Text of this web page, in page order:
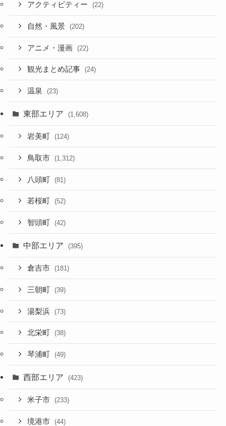
アクティビティー (22)
自然・風景 (202)
アニメ・漫画 (22)
観光まとめ記事 (24)
温泉 (23)
東部エリア (1,608)
岩美町 (124)
鳥取市 (1,312)
八頭町 (81)
若桜町 (52)
智頭町 (42)
中部エリア (395)
倉吉市 (181)
三朝町 (39)
湯梨浜 (73)
北栄町 (38)
琴浦町 (49)
西部エリア (423)
米子市 (233)
境港市 (44)